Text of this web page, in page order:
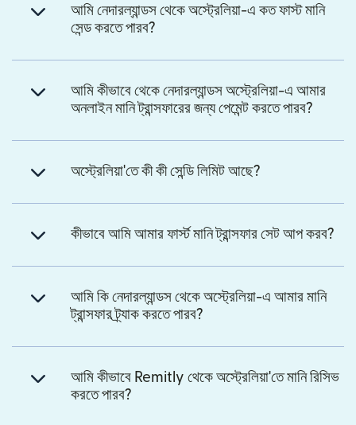
আমি নেদারল্যান্ডস থেকে অস্ট্রেলিয়া-এ কত ফাস্ট মানি
সেন্ড করতে পারব?
আমি কীভাবে থেকে নেদারল্যান্ডস অস্ট্রেলিয়া-এ আমার
অনলাইন মানি ট্রান্সফারের জন্য পেমেন্ট করতে পারব?
অস্ট্রেলিয়া'তে কী কী সেন্ডি লিমিট আছে?
কীভাবে আমি আমার ফার্স্ট মানি ট্রান্সফার সেট আপ করব?
আমি কি নেদারল্যান্ডস থেকে অস্ট্রেলিয়া-এ আমার মানি
ট্রান্সফার ট্র্যাক করতে পারব?
আমি কীভাবে Remitly থেকে অস্ট্রেলিয়া'তে মানি রিসিভ
করতে পারব?